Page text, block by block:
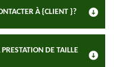
À {CLIENT }?
DE TAILLE